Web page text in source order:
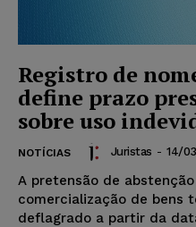
Registro de
define prazo
sobre uso
NOTÍCIAS Juristas - 14/
A pretensão de
comercialização de bens
deflagrado a partir da